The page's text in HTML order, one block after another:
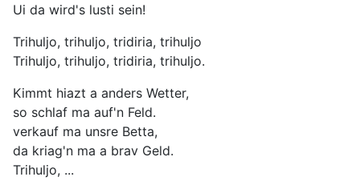
Ui da wird's lusti sein!
Trihuljo, trihuljo, tridiria, trihuljo
Trihuljo, trihuljo, tridiria, trihuljo.
Kimmt hiazt a anders Wetter,
so schlaf ma auf'n Feld.
verkauf ma unsre Betta,
da kriag'n ma a brav Geld.
Trihuljo, ...